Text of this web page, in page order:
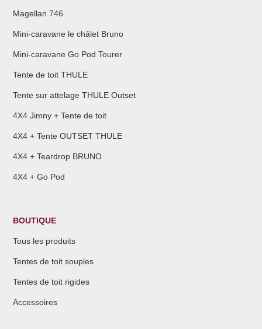
Magellan 746
Mini-caravane le châlet Bruno
Mini-caravane Go Pod Tourer
Tente de toit THULE
Tente sur attelage THULE Outset
4X4 Jimny + Tente de toit
4X4 + Tente OUTSET THULE
4X4 + Teardrop BRUNO
4X4 + Go Pod
BOUTIQUE
Tous les produits
Tentes de toit souples
Tentes de toit rigides
Accessoires